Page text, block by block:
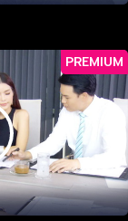
PREMIUM